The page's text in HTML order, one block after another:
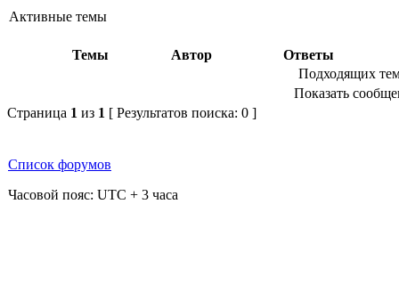
Активные темы
Темы Автор
Ответы
Подходящих
Показать
Страница 1 из 1 [ Результатов поиска: 0 ]
Список форумов
Часовой пояс: UTC + 3 часа